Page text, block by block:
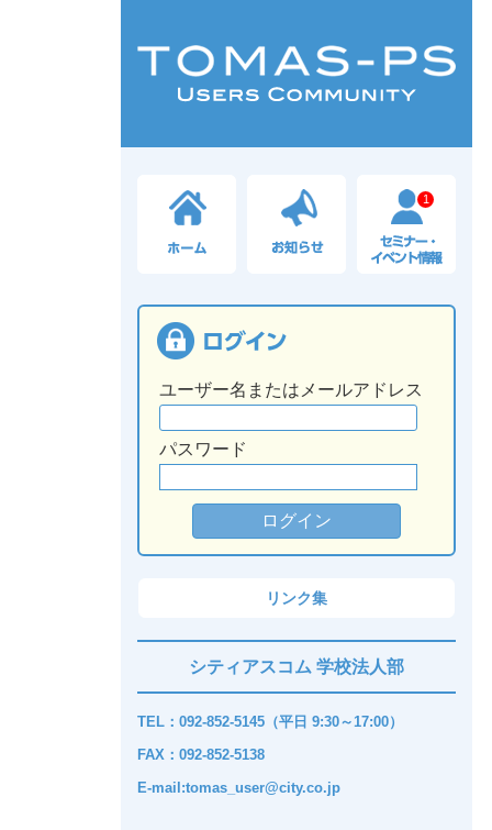
1
ユーザー名またはメールアドレス
パスワード
リンク集
シティアスコム 学校法人部
TEL：092-852-5145（平日 9:30～17:00）
FAX：092-852-5138
E-mail:tomas_user@city.co.jp